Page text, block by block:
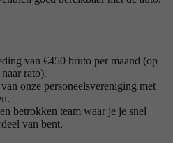
van €450 bruto per maand (op
rato).
onze personeelsvereniging met
betrokken team waar je je snel
van bent.